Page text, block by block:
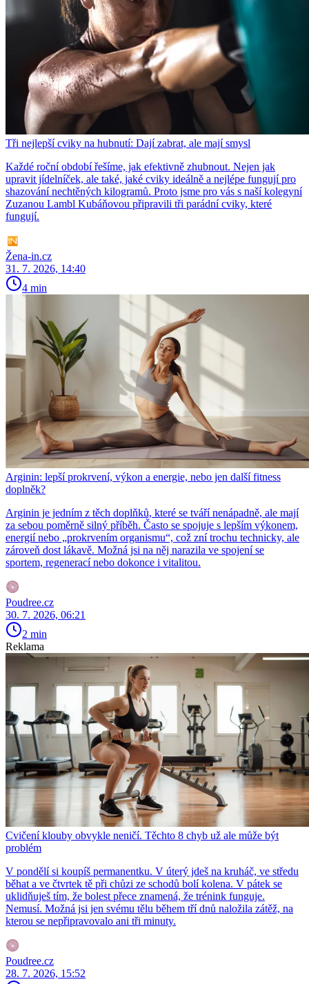
Tři nejlepší cviky na hubnutí: Dají zabrat, ale mají smysl
Každé roční období řešíme, jak efektivně zhubnout. Nejen jak
upravit jídelníček, ale také, jaké cviky ideálně a nejlépe fungují pro
shazování nechtěných kilogramů. Proto jsme pro vás s naší kolegyní
Zuzanou Lambl Kubáňovou připravili tři parádní cviky, které
fungují.
Žena-in.cz
31. 7. 2026, 14:40
4 min
Arginin: lepší prokrvení, výkon a energie, nebo jen další fitness
doplněk?
Arginin je jedním z těch doplňků, které se tváří nenápadně, ale mají
za sebou poměrně silný příběh. Často se spojuje s lepším výkonem,
energií nebo „prokrvením organismu“, což zní trochu technicky, ale
zároveň dost lákavě. Možná jsi na něj narazila ve spojení se
sportem, regenerací nebo dokonce i vitalitou.
Poudree.cz
30. 7. 2026, 06:21
2 min
Reklama
Cvičení klouby obvykle neničí. Těchto 8 chyb už ale může být
problém
V pondělí si koupíš permanentku. V úterý jdeš na kruháč, ve středu
běhat a ve čtvrtek tě při chůzi ze schodů bolí kolena. V pátek se
uklidňuješ tím, že bolest přece znamená, že trénink funguje.
Nemusí. Možná jsi jen svému tělu během tří dnů naložila zátěž, na
kterou se nepřipravovalo ani tři minuty.
Poudree.cz
28. 7. 2026, 15:52